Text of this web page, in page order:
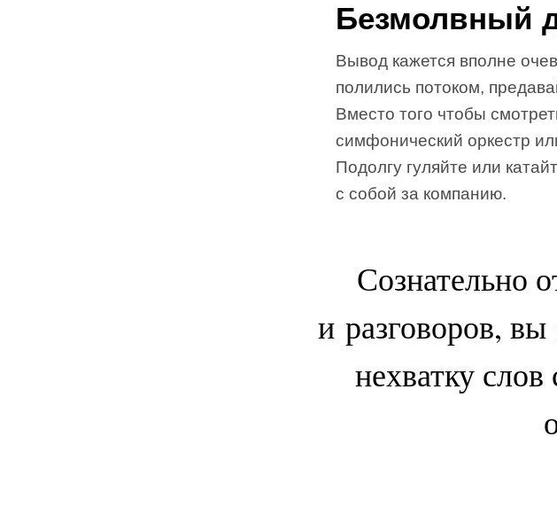
Безмолвный
Вывод кажется вполне
полились потоком,
Вместо того чтобы
симфонический оркестр
Подолгу гуляйте или
с собой за компанию.
Сознательно
и разговоров,
нехватку